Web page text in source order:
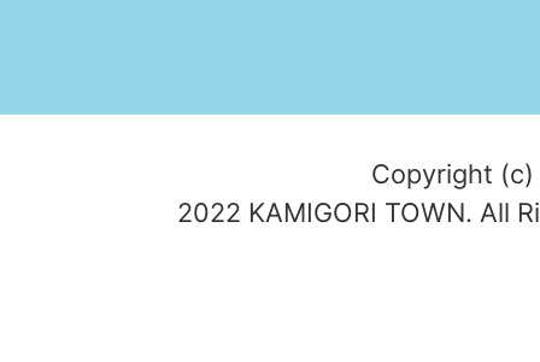
Copyright (c)
2022 KAMIGORI TOWN. All